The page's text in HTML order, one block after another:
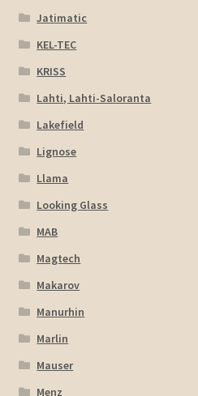
Jatimatic
KEL-TEC
KRISS
Lahti, Lahti-Saloranta
Lakefield
Lignose
Llama
Looking Glass
MAB
Magtech
Makarov
Manurhin
Marlin
Mauser
Menz